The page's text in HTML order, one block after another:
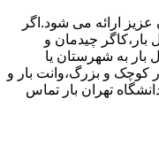
ارائه می شود.اگر
بار،کاگر چیدمان و
به شهرستان یا
کوچک و بزرگ،وانت بار و
تهران بار تماس